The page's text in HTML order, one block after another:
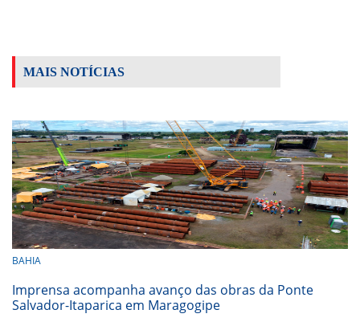
MAIS NOTÍCIAS
BAHIA
Imprensa acompanha avanço das obras da Ponte
Salvador-Itaparica em Maragogipe